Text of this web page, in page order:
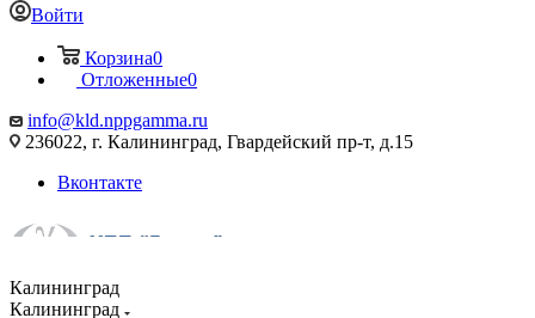
Войти
Корзина0
Отложенные0
info@kld.nppgamma.ru
236022, г. Калининград, Гвардейский пр-т, д.15
Вконтакте
Калининград
Калининград